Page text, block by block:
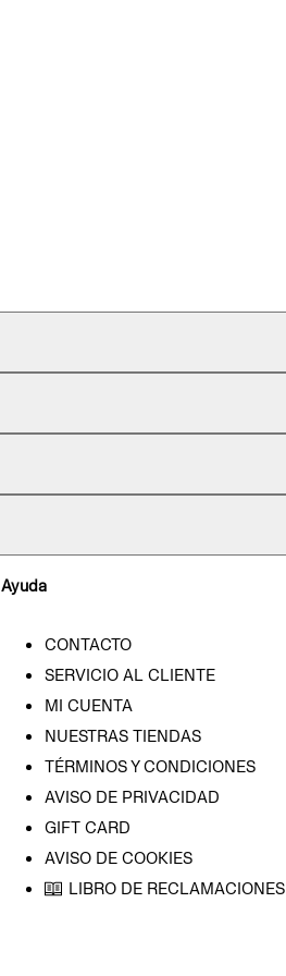
Ayuda
CONTACTO
SERVICIO AL CLIENTE
MI CUENTA
NUESTRAS TIENDAS
TÉRMINOS Y CONDICIONES
AVISO DE PRIVACIDAD
GIFT CARD
AVISO DE COOKIES
LIBRO DE RECLAMACIONES